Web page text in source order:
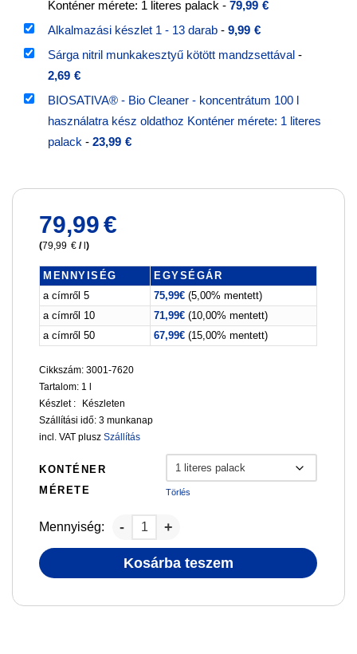
Konténer mérete: 1 literes palack - 79,99 €
Alkalmazási készlet 1 - 13 darab - 9,99 €
Sárga nitril munkakesztyű kötött mandzsettával -
2,69 €
BIOSATIVA® - Bio Cleaner - koncentrátum 100 l
használatra kész oldathoz Konténer mérete: 1 literes
palack - 23,99 €
79,99€
(79,99 € / l)
MENNYISÉG
EGYSÉGÁR
a címről 5
75,99€ (5,00% mentett)
a címről 10
71,99€ (10,00% mentett)
a címről 50
67,99€ (15,00% mentett)
Cikkszám: 3001-7620
Tartalom: 1
Készlet :
Készleten
Szállítási idő:3 munkanap
incl. VAT pluszSzállítás
KONTÉNER
MÉRETE
Törlés
Mennyiség:
Kosárba teszem